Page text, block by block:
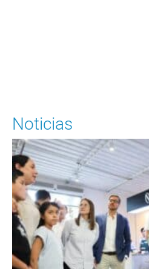
Noticias